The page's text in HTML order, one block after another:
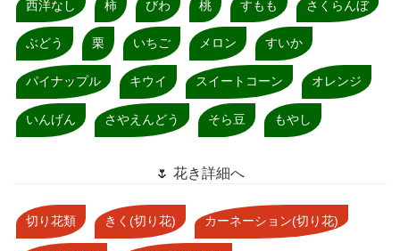
西洋なし 柿 びわ 桃 すもも さくらんぼ
ぶどう 栗 いちご メロン すいか
パイナップル キウイ スイートコーン オレンジ
いんげん さやえんどう そら豆 もやし
🌷 花き詳細へ
切り花類 きく(切り花) カーネーション(切り花)